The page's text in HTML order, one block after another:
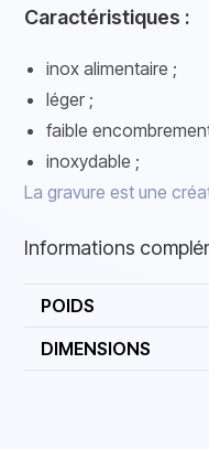
Caractéristiques :
inox alimentaire ;
léger ;
faible
inoxydable ;
La gravure est une
Informations
POIDS
DIMENSIONS